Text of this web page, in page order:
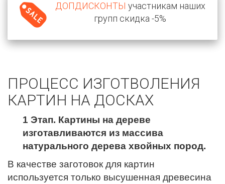
ДОПДИСКОНТЫ участникам наших
групп скидка -5%
ПРОЦЕСС ИЗГОТВОЛЕНИЯ
КАРТИН НА ДОСКАХ
1 Этап. Картины на дереве
изготавливаются из массива
натурального дерева хвойных пород.
В качестве заготовок для картин
используется только высушенная древесина